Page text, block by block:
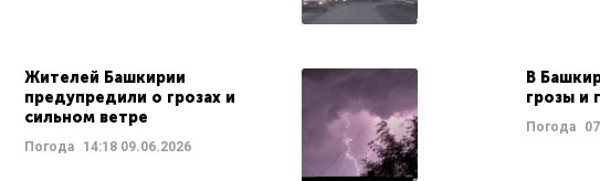
Жителей Башкирии
предупредили о грозах и
сильном ветре
Погода 14:18 09.06.2026
В
грозы и
Погода